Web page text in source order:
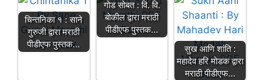
चिन्तनिका १ : साने
गुरुजी द्वारा मराठी
पीडीएफ पुस्तक…
गोड सोबत : वि. वि.
बोकील द्वारा मराठी
पीडीएफ पुस्तक…
सुख आणि शांति :
महादेव हरि मोडक द्वारा
मराठी पीडीएफ…